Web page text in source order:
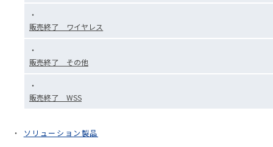
販売終了 ワイヤレス
販売終了 その他
販売終了 WSS
ソリューション製品